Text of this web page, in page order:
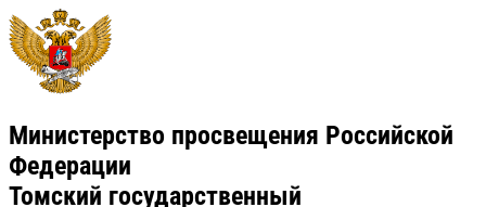
Министерство просвещения Российской
Федерации
Томский государственный